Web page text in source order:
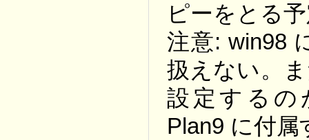
ピーをとる
注意: win98
扱えない。
設定するの
Plan9 に付